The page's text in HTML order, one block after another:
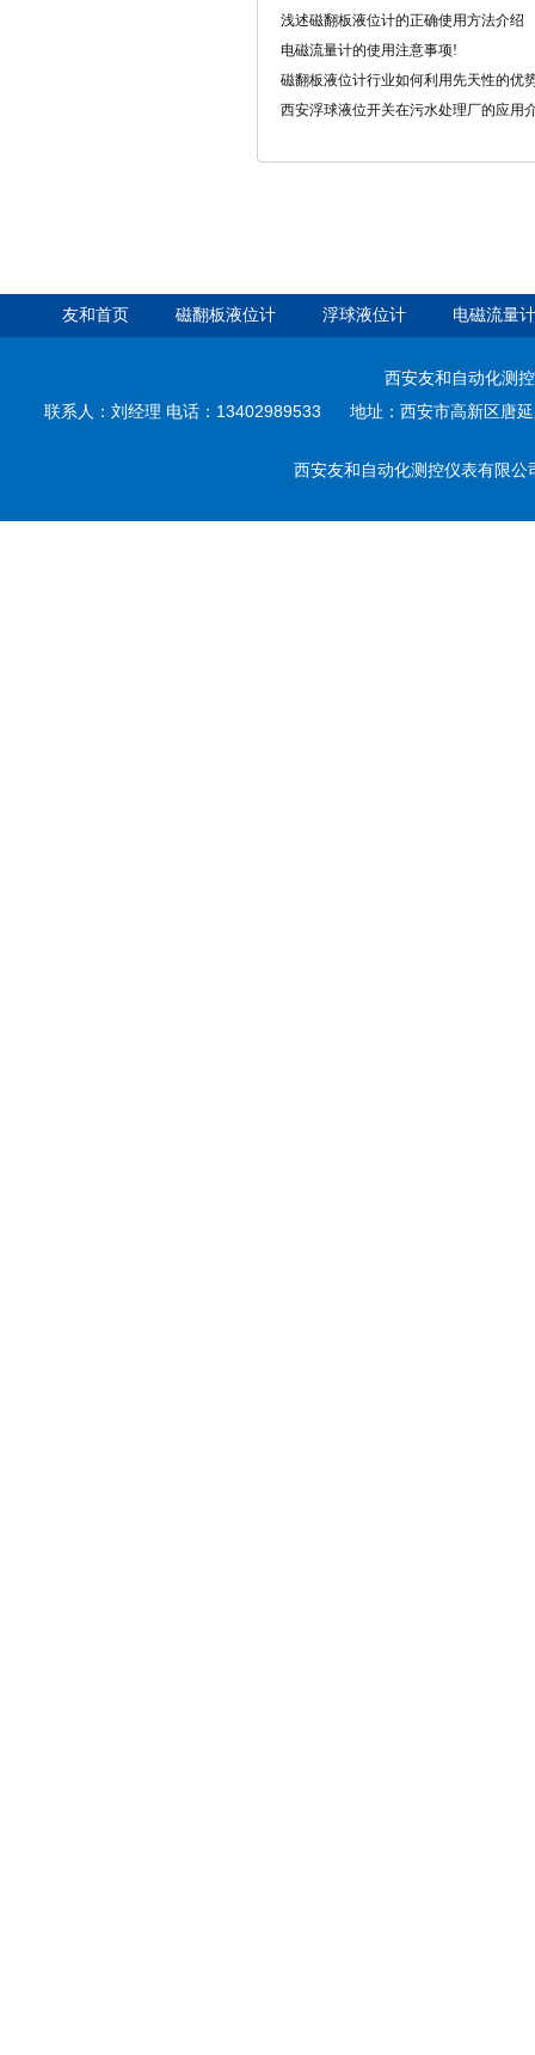
浅述磁翻板液位计的正确使用方法介绍
电磁流量计的使用注意事项!
磁翻板液位计行业如何利用先天性的优
西安浮球液位开关在污水处理厂的应用
友和首页 磁翻板液位计 浮球液位计 电磁流量计
西安友和自动化测
联系人：刘经理 电话：13402989533 地址：西安市高新区唐
西安友和自动化测控仪表有限公